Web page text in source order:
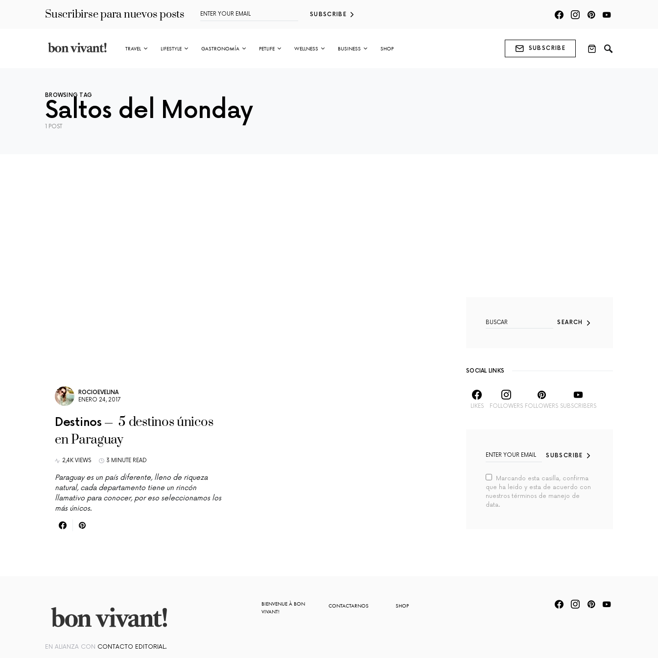
Suscribirse para nuevos posts SUBSCRIBE
TRAVEL LIFESTYLE GASTRONOMÍA PETLIFE WELLNESS BUSINESS SHOP SUBSCRIBE
BROWSING TAG
Saltos del Monday
1 POST
ROCIOEVELINA
ENERO 24, 2017
Destinos
5 destinos únicos
en Paraguay
2,4K VIEWS 3 MINUTE READ
Paraguay es un país diferente, lleno de riqueza
natural, cada departamento tiene un rincón
llamativo para conocer, por eso seleccionamos los
más únicos.
SEARCH
SOCIAL LINKS
LIKES FOLLOWERS FOLLOWERS SUBSCRIBERS
SUBSCRIBE
Marcando esta casilla, confirma
que ha leido y esta de acuerdo con
nuestros términos de manejo de
data.
EN ALIANZA CON CONTACTO EDITORIAL.
BIENVENUE À BON
VIVANT!
CONTACTARNOS SHOP